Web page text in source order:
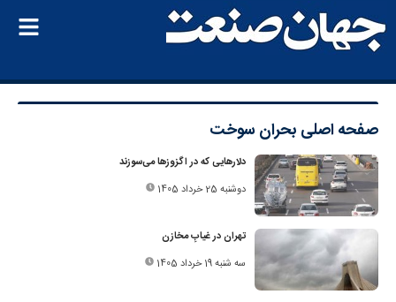
صفحه اصلی بحران سوخت
دلارهایی که در اگزوزها می‌سوزند
دوشنبه 25 خرداد 1405
تهران در غیابِ مخازن
سه شنبه 19 خرداد 1405